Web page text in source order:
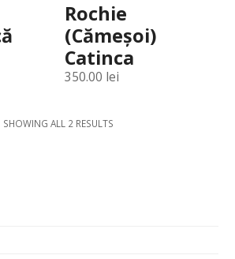
Rochie
(Cămeșoi)
Catinca
350.00 lei
SHOWING ALL 2 RESULTS